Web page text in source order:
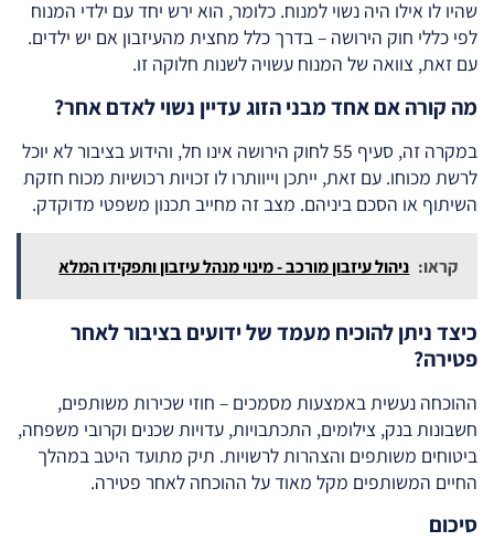
שהיו לו אילו היה נשוי למנוח. כלומר, הוא ירש יחד עם ילדי המנוח
לפי כללי חוק הירושה – בדרך כלל מחצית מהעיזבון אם יש ילדים.
עם זאת, צוואה של המנוח עשויה לשנות חלוקה זו.
מה קורה אם אחד מבני הזוג עדיין נשוי לאדם אחר?
במקרה זה, סעיף 55 לחוק הירושה אינו חל, והידוע בציבור לא יוכל
לרשת מכוחו. עם זאת, ייתכן וייוותרו לו זכויות רכושיות מכוח חזקת
השיתוף או הסכם ביניהם. מצב זה מחייב תכנון משפטי מדוקדק.
קראו: ניהול עיזבון מורכב - מינוי מנהל עיזבון ותפקידו המלא
כיצד ניתן להוכיח מעמד של ידועים בציבור לאחר
פטירה?
ההוכחה נעשית באמצעות מסמכים – חוזי שכירות משותפים,
חשבונות בנק, צילומים, התכתבויות, עדויות שכנים וקרובי משפחה,
ביטוחים משותפים והצהרות לרשויות. תיק מתועד היטב במהלך
החיים המשותפים מקל מאוד על ההוכחה לאחר פטירה.
סיכום